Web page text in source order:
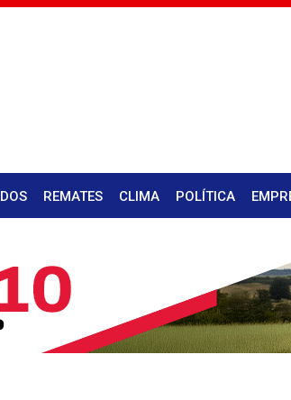
REMATES CLIMA POLÍTICA